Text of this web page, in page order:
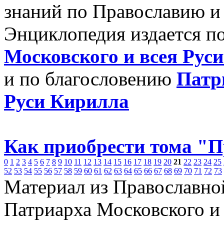
знаний по Православию
Энциклопедия издается
Московского и всея
и по благословению
Руси Кирилла
Как приобрести тома
0 1 2 3 4 5 6 7 8 9 10 11 12 13 14 15 16 17 18 19 20 21 22 23 24 25
52 53 54 55 56 57 58 59 60 61 62 63 64 65 66 67 68 69 70 71 72 73
Материал из
Патриарха Московского